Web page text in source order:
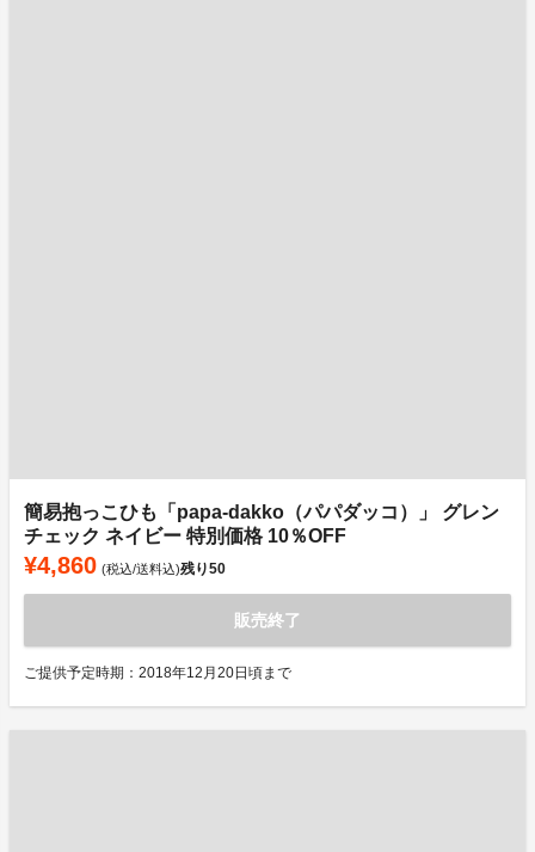
簡易抱っこひも「papa-dakko（パパダッコ）」 グレン
チェック ネイビー 特別価格 10％OFF
¥4,860 (税込/送料込)残り50
販売終了
ご提供予定時期：2018年12月20日頃まで